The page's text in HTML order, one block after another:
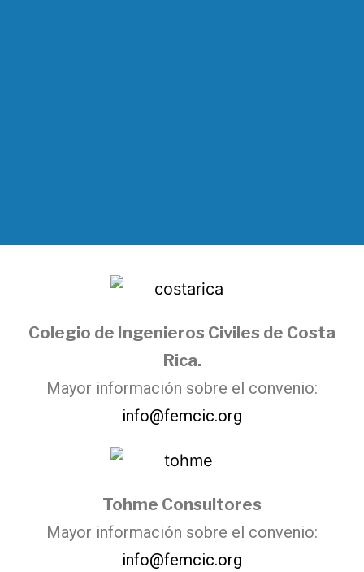
Colegio de Ingenieros Civiles de Costa
Rica.
Mayor información sobre el convenio:
info@femcic.org
Tohme Consultores
Mayor información sobre el convenio:
info@femcic.org